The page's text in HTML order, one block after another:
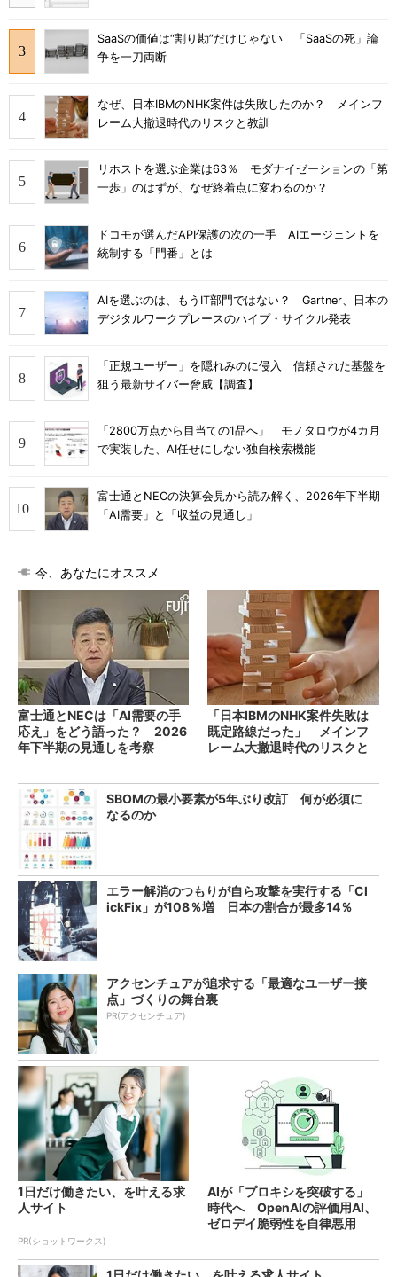
SaaSの価値は“割り勘”だけじゃない 「SaaSの死」論
争を一刀両断
なぜ、日本IBMのNHK案件は失敗したのか？ メインフ
レーム大撤退時代のリスクと教訓
リホストを選ぶ企業は63％ モダナイゼーションの「第
一歩」のはずが、なぜ終着点に変わるのか？
ドコモが選んだAPI保護の次の一手 AIエージェントを
統制する「門番」とは
AIを選ぶのは、もうIT部門ではない？ Gartner、日本の
デジタルワークプレースのハイプ・サイクル発表
「正規ユーザー」を隠れみのに侵入 信頼された基盤を
狙う最新サイバー脅威【調査】
「2800万点から目当ての1品へ」 モノタロウが4カ月
で実装した、AI任せにしない独自検索機能
富士通とNECの決算会見から読み解く、2026年下半期
「AI需要」と「収益の見通し」
今、あなたにオススメ
富士通とNECは「AI需要の手
応え」をどう語った？ 2026
年下半期の見通しを考察
「日本IBMのNHK案件失敗は
既定路線だった」 メインフ
レーム大撤退時代のリスクと
SBOMの最小要素が5年ぶり改訂 何が必須に
なるのか
エラー解消のつもりが自ら攻撃を実行する「Cl
ickFix」が108％増 日本の割合が最多14％
アクセンチュアが追求する「最適なユーザー接
点」づくりの舞台裏
PR(アクセンチュア)
1日だけ働きたい、を叶える求
人サイト
PR(ショットワークス)
AIが「プロキシを突破する」
時代へ OpenAIの評価用AI、
ゼロデイ脆弱性を自律悪用